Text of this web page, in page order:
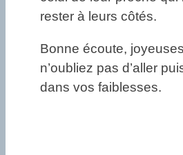
rester à leurs côtés.
Bonne écoute,
n’oubliez pas d’aller
dans vos faiblesses.